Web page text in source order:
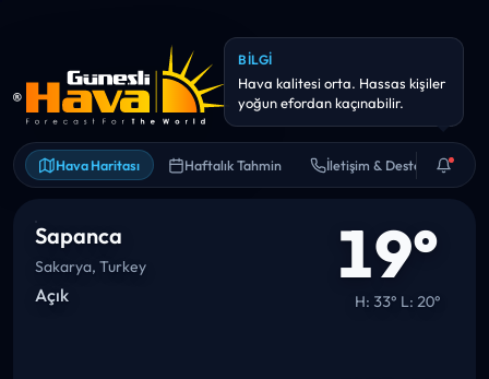
Hava Haritası Haftalık Tahmin İletişim & Destek
ANLIK UYARI
Yarın yağış olasılığı yüksek (~0
mm). Şemsiye/yağmurluk
Sapanca
Sakarya, Turkey
Açık 19°
H: 33° L: 20°